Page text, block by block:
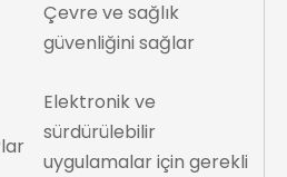
Çevre ve sağlık
güvenliğini sağlar
Elektronik ve
sürdürülebilir
uygulamalar için gerekli